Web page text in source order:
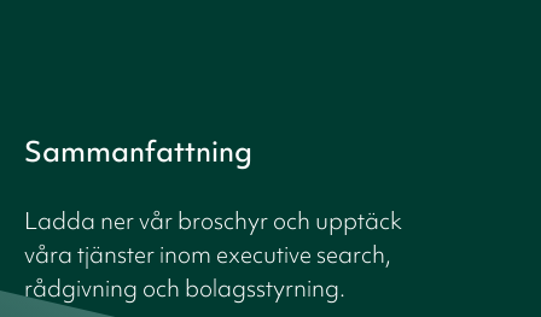
Sammanfattning
Ladda ner vår broschyr och upptäck
våra tjänster inom executive search,
rådgivning och bolagsstyrning.